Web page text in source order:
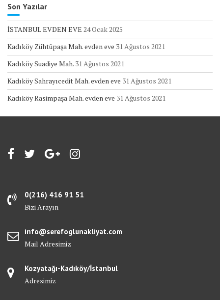
Son Yazılar
İSTANBUL EVDEN EVE 24 Ocak 2025
Kadıköy Zühtüpaşa Mah. evden eve 31 Ağustos 2021
Kadıköy Suadiye Mah. 31 Ağustos 2021
Kadıköy Sahrayıcedit Mah. evden eve 31 Ağustos 2021
Kadıköy Rasimpaşa Mah. evden eve 31 Ağustos 2021
0(216) 416 91 51
Bizi Arayın
info@serefoglunakliyat.com
Mail Adresimiz
Kozyatağı-Kadıköy/İstanbul
Adresimiz